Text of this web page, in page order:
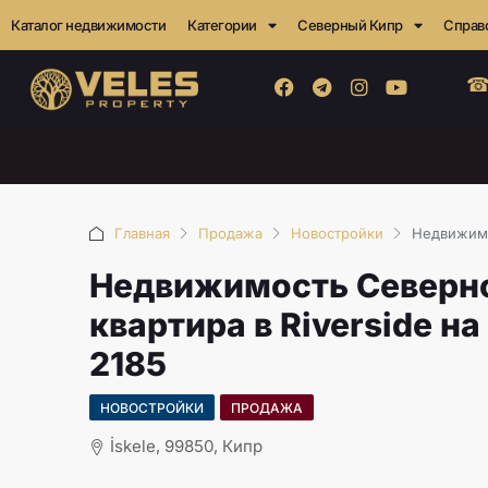
Каталог недвижимости Категории Северный Кипр
☎
Главная Продажа Новостройки
Недвижимость
квартира в Riverside
2185
НОВОСТРОЙКИ ПРОДАЖА
İskele, 99850, Кипр